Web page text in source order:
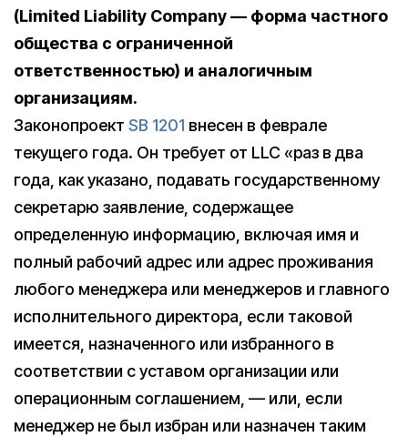
(Limited Liability Company — форма частного
общества с ограниченной
ответственностью) и аналогичным
организациям.
Законопроект SB 1201 внесен в феврале
текущего года. Он требует от LLC «раз в два
года, как указано, подавать государственному
секретарю заявление, содержащее
определенную информацию, включая имя и
полный рабочий адрес или адрес проживания
любого менеджера или менеджеров и главного
исполнительного директора, если таковой
имеется, назначенного или избранного в
соответствии с уставом организации или
операционным соглашением, — или, если
менеджер не был избран или назначен таким